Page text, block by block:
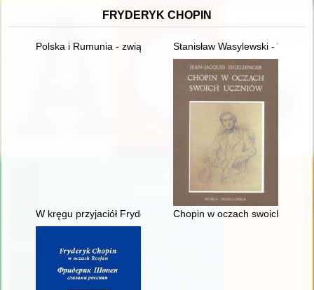
FRYDERYK CHOPIN
Polska i Rumunia - związki historyczne i kulturowe -
Stanisław Wasylewski -
W kręgu przyjaciół Fryderyka Chopina - doktor Jan
Chopin w oczach swoich